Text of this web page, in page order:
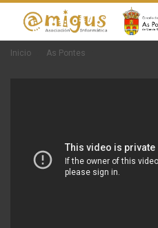
Inicio As Pontes